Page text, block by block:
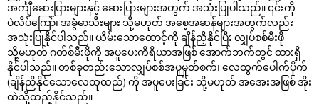
အင်္ကျီဆေးပြားများနှင့် ဆေးပြားများအတွက် အသုံးပြုပါသည်။ ၎င်းကို
ပဲလိပ်ကြော်၊ အခွံမာသီးများ သို့မဟုတ် အစေ့အဆန်များအတွက်လည်း
အသုံးပြုနိုင်ပါသည်။ ယိမ်းသောထောင့်ကို ချိန်ညှိနိုင်ပြီး လျှပ်စစ်မီးဖို
သို့မဟုတ် ဂတ်စ်မီးဖိုကို အပူပေးကိရိယာအဖြစ် အောက်ဘက်တွင် ထားရှိ
နိုင်ပါသည်။ တစ်ခုတည်းသောလျှပ်စစ်အပူမှုတ်စက်၊ လေထွက်ပေါက်ပိုက်
(ချိန်ညှိနိုင်သောလေထုထည်) ကို အပူပေးခြင်း သို့မဟုတ် အအေးအဖြစ် အိုး
ထဲသို့ထည့်နိုင်သည်။